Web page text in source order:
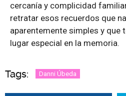
cercanía y complicidad
retratar esos recuerdos que
aparentemente simples y que
lugar especial en la memoria.
Tags: Danni Úbeda